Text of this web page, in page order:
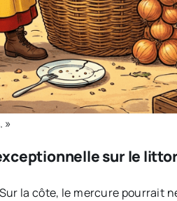
»
sur le
la côte, le mercure pourrait